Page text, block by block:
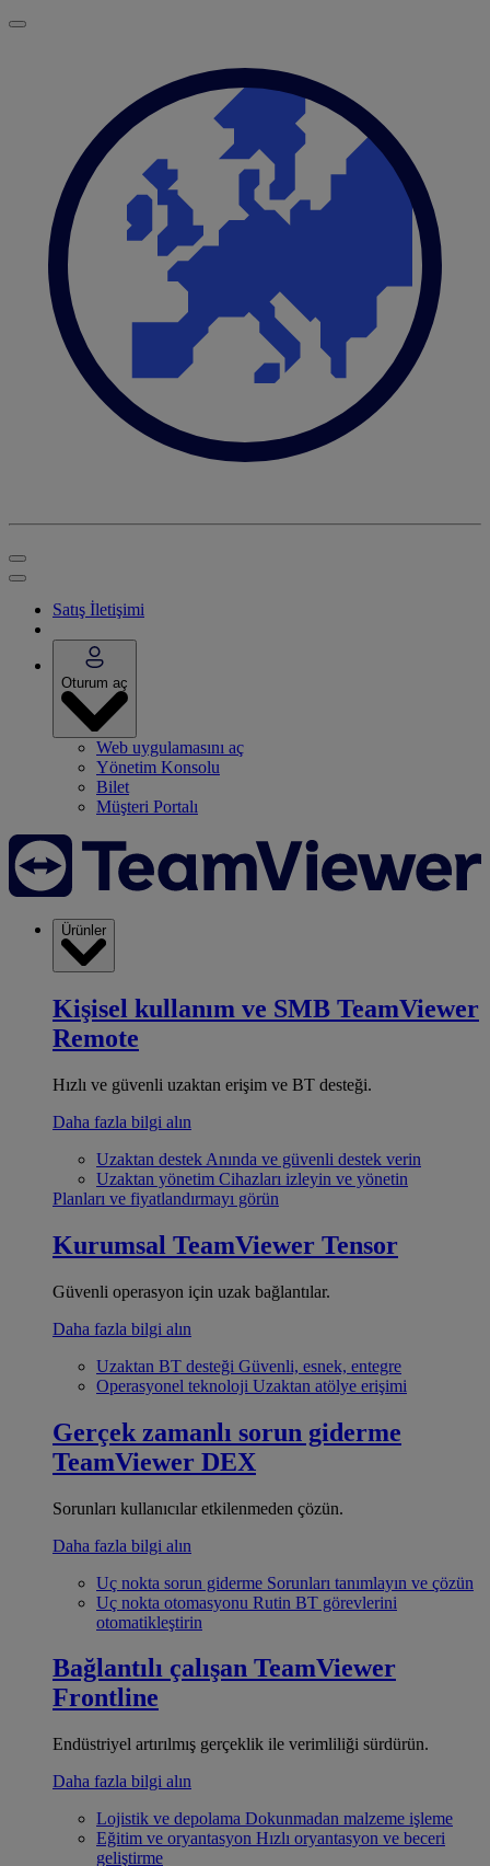
Satış İletişimi
Oturum aç
Web uygulamasını aç
Yönetim Konsolu
Bilet
Müşteri Portalı
Ürünler
Kişisel kullanım ve SMB TeamViewer
Remote
Hızlı ve güvenli uzaktan erişim ve BT desteği.
Daha fazla bilgi alın
Uzaktan destek Anında ve güvenli destek verin
Uzaktan yönetim Cihazları izleyin ve yönetin
Planları ve fiyatlandırmayı görün
Kurumsal TeamViewer Tensor
Güvenli operasyon için uzak bağlantılar.
Daha fazla bilgi alın
Uzaktan BT desteği Güvenli, esnek, entegre
Operasyonel teknoloji Uzaktan atölye erişimi
Gerçek zamanlı sorun giderme
TeamViewer DEX
Sorunları kullanıcılar etkilenmeden çözün.
Daha fazla bilgi alın
Uç nokta sorun giderme Sorunları tanımlayın ve çözün
Uç nokta otomasyonu Rutin BT görevlerini
otomatikleştirin
Bağlantılı çalışan TeamViewer
Frontline
Endüstriyel artırılmış gerçeklik ile verimliliği sürdürün.
Daha fazla bilgi alın
Lojistik ve depolama Dokunmadan malzeme işleme
Eğitim ve oryantasyon Hızlı oryantasyon ve beceri
geliştirme